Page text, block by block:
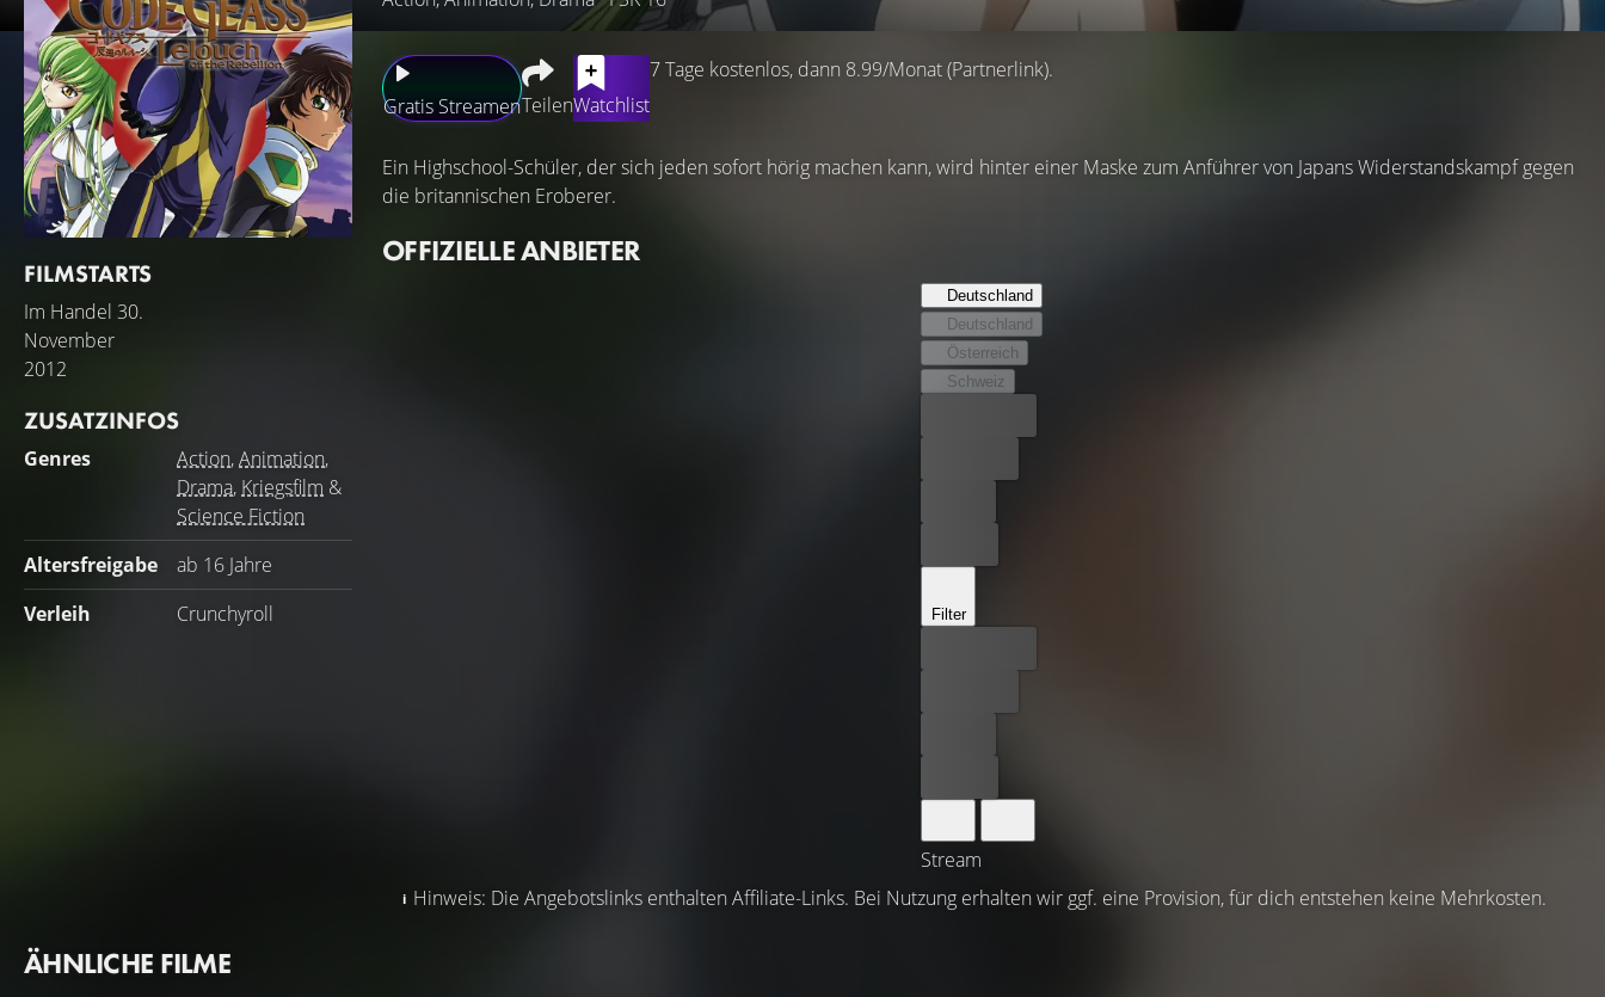
FILMSTARTS
Im Handel 30.
November
2012
ZUSATZINFOS
Genres Action,Animation,
Drama, Kriegsfilm &
Science Fiction
Altersfreigabe
ab 16 Jahre
Verleih
Crunchyroll
Gratis StreamenTeilenWatchlist
7 Tage kostenlos, dann 8.99/Monat (Partnerlink).
Ein Highschool-Schüler, der sich jeden sofort hörig machen kann, wird hinter einer Maske zum Anführer von Japans Widerstandskampf gegen
die britannischen Eroberer.
OFFIZIELLE ANBIETER
Deutschland
Deutschland
Österreich
Schweiz
Filter
Stream
Hinweis: Die Angebotslinks enthalten Affiliate-Links. Bei Nutzung erhalten wir ggf. eine Provision, für dich entstehen keine Mehrkosten.
ÄHNLICHE FILME